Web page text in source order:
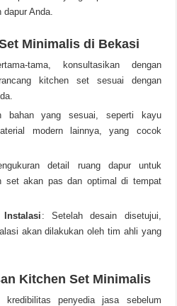
dapur Anda.
Minimalis di Bekasi
tama, konsultasikan dengan
kitchen set sesuai dengan
bahan yang sesuai, seperti kayu
modern lainnya, yang cocok
detail ruang dapur untuk
set akan pas dan optimal di tempat
: Setelah desain disetujui,
akan dilakukan oleh tim ahli yang
Kitchen Set Minimalis
penyedia jasa sebelum